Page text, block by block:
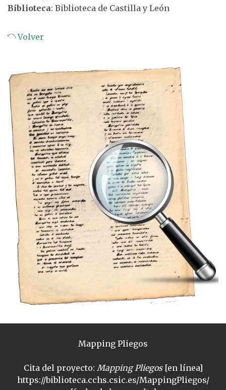
Biblioteca: Biblioteca de Castilla y León
Volver
Mapping Pliegos
Cita del proyecto: Mapping Pliegos[en línea]
https://biblioteca.cchs.csic.es/MappingPliegos/